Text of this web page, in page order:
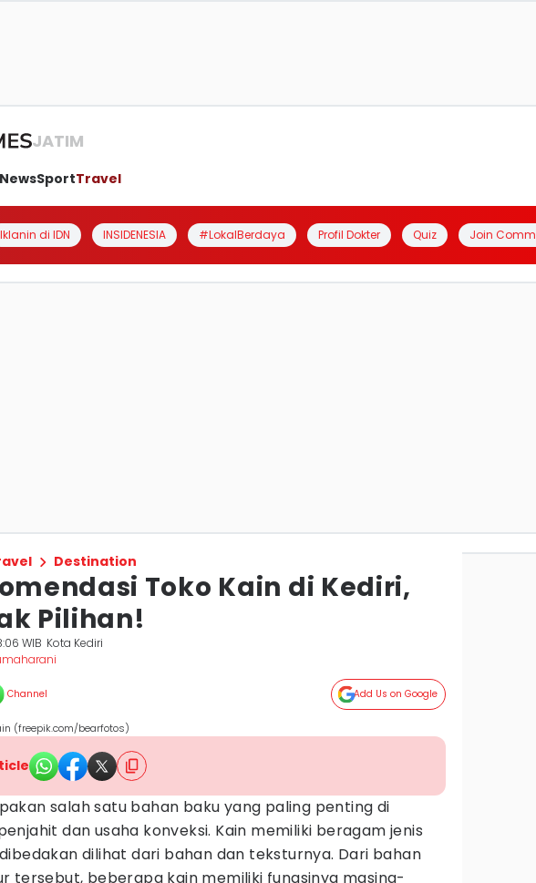
JATIM
NewsSportTravel
Iklanin di IDN INSIDENESIA #LokalBerdaya Profil Dokter Quiz Join
Destination
Toko Kain di Kediri,
Pilihan!
WIB Kota Kediri
Channel Add Us on Google
(freepik.com/bearfotos)
salah satu bahan baku yang paling penting di
dan usaha konveksi. Kain memiliki beragam jenis
dilihat dari bahan dan teksturnya. Dari bahan
tersebut, beberapa kain memiliki fungsinya masing-